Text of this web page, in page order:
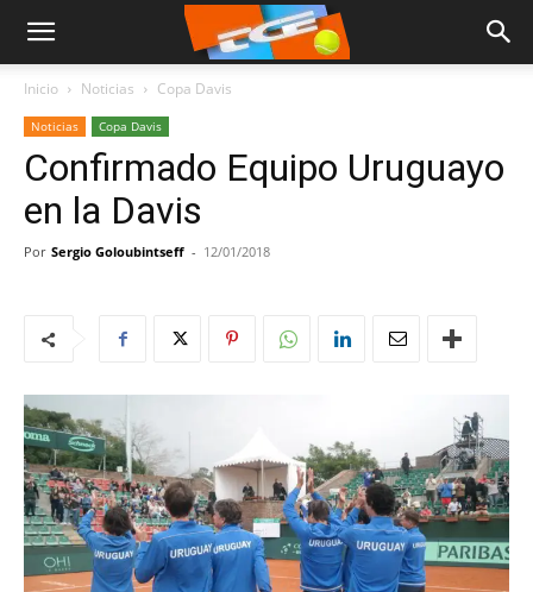
Inicio Noticias Copa Davis
Noticias Copa Davis
Confirmado Equipo Uruguayo
en la Davis
Por Sergio Goloubintseff - 12/01/2018